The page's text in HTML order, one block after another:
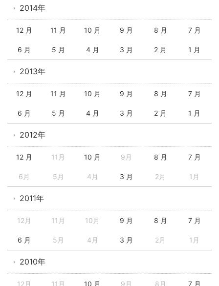
2014年
12 月 11 月 10 月 9 月 8 月 7 月
6 月 5 月 4 月 3 月 2 月 1 月
2013年
12 月 11 月 10 月 9 月 8 月 7 月
6 月 5 月 4 月 3 月 2 月 1 月
2012年
12 月 11月 10 月 9月 8 月 7 月
6月 5月 4月 3 月 2月 1月
2011年
12月 11月 10月 9 月 8 月 7 月
6 月 5月 4月 3 月 2月 1月
2010年
12月 11月 10 月 9月 8月 7 月